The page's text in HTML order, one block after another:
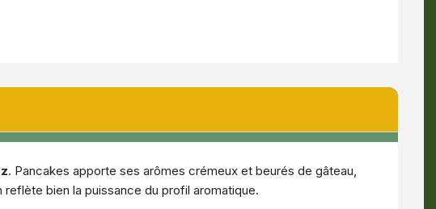
. Pancakes apporte ses arômes crémeux et beurés de gâteau,
bien la puissance du profil aromatique.